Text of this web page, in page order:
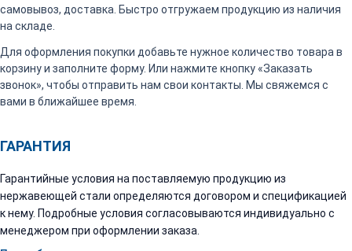
самовывоз, доставка. Быстро отгружаем продукцию из наличия
на складе.
Для оформления покупки добавьте нужное количество товара в
корзину и заполните форму. Или нажмите кнопку «Заказать
звонок», чтобы отправить нам свои контакты. Мы свяжемся с
вами в ближайшее время.
ГАРАНТИЯ
Гарантийные условия на поставляемую продукцию из
нержавеющей стали определяются договором и спецификацией
к нему. Подробные условия согласовываются индивидуально с
менеджером при оформлении заказа.